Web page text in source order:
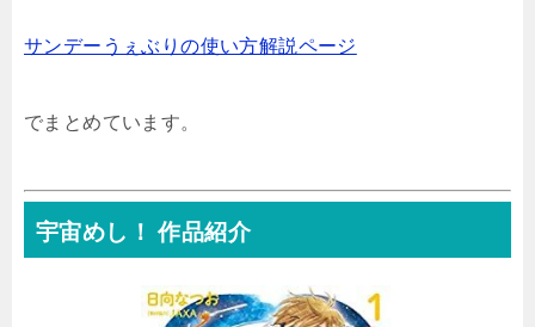
サンデーうぇぶりの使い方解説ページ
でまとめています。
宇宙めし！ 作品紹介